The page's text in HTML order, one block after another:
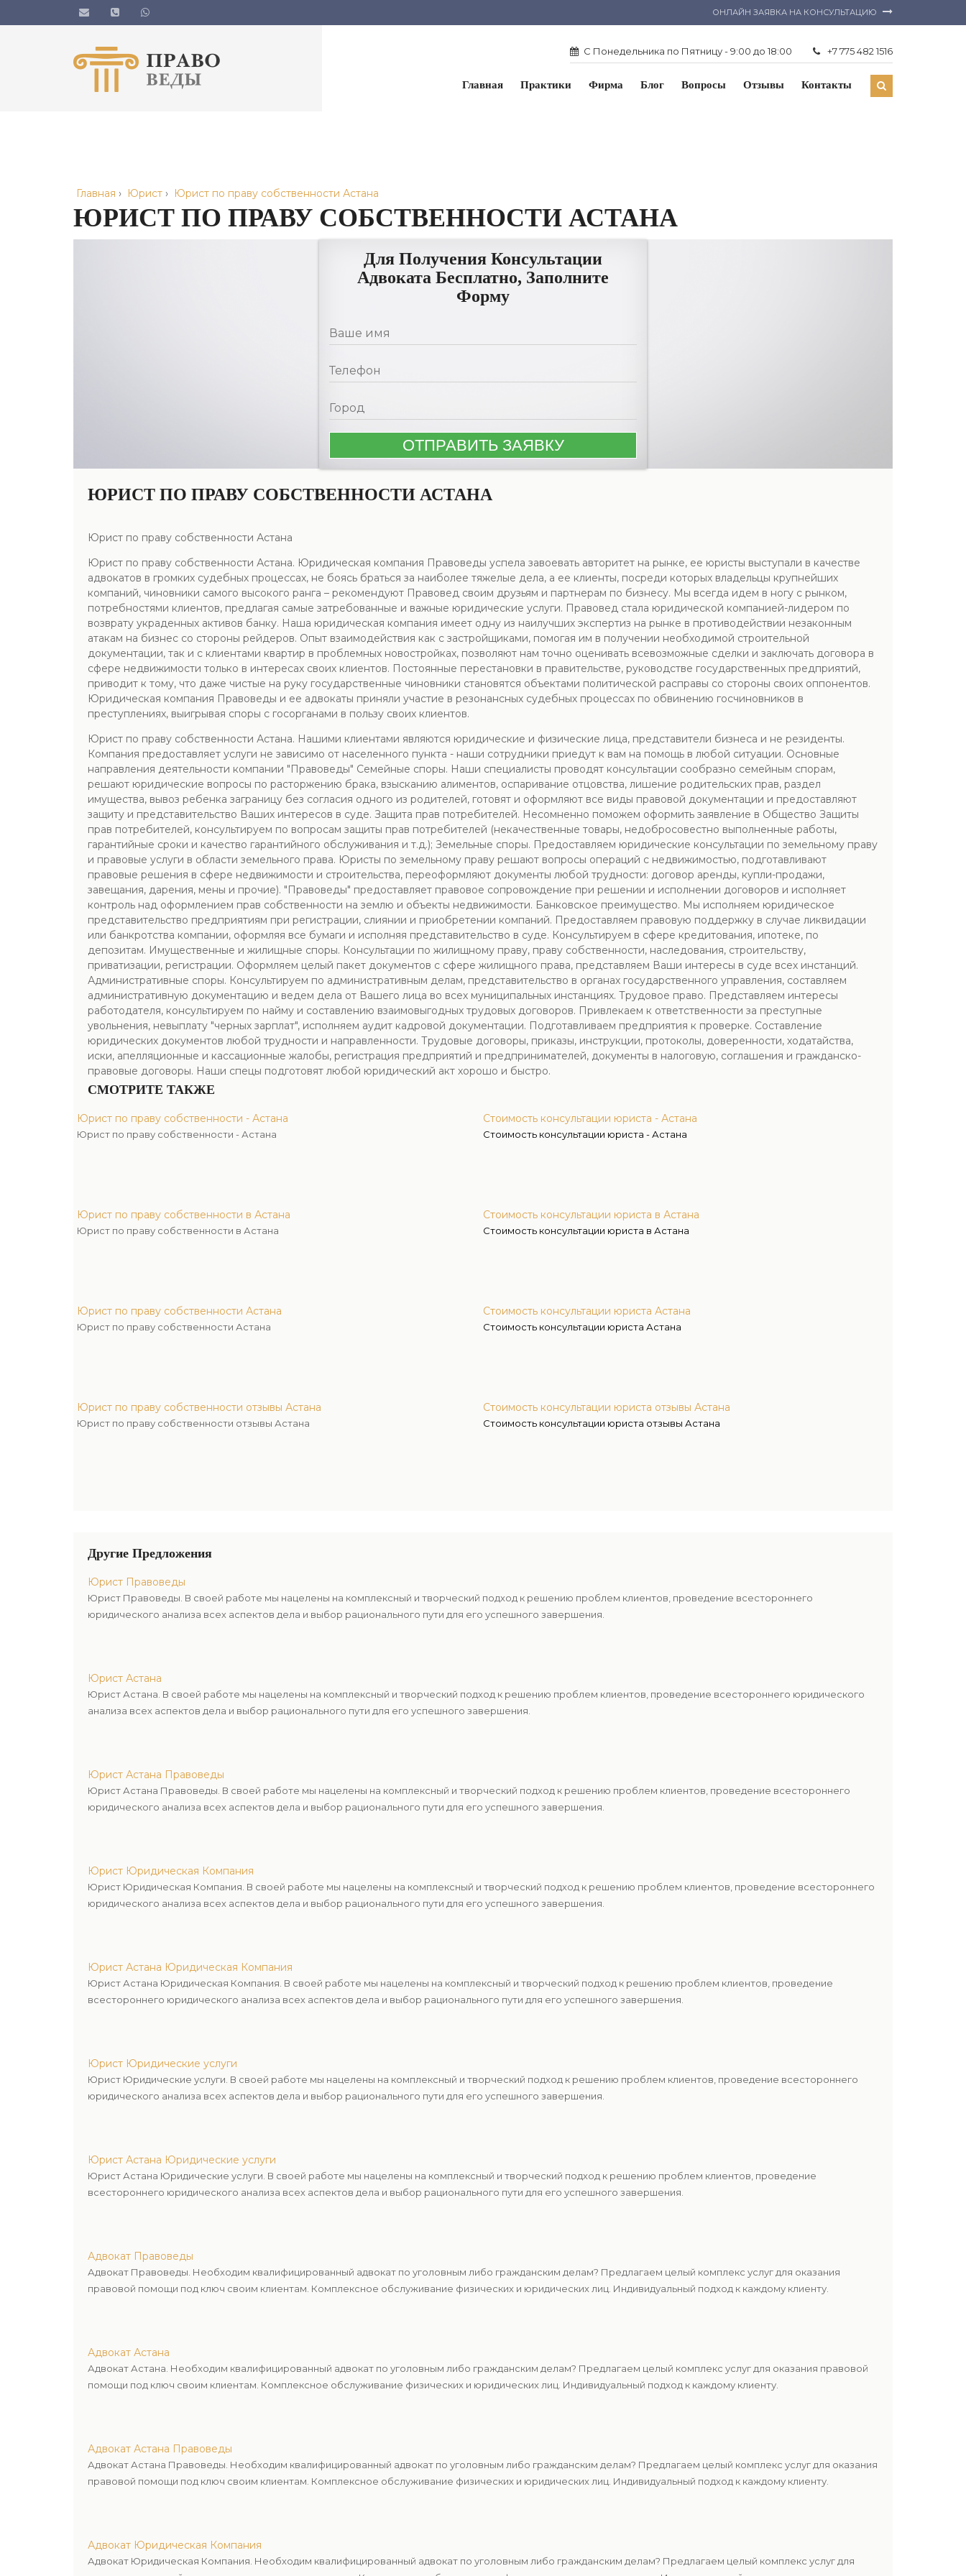
ОНЛАЙН ЗАЯВКА НА КОНСУЛЬТАЦИЮ
С Понедельника по Пятницу - 9:00 до 18:00 +7 775 482 1516
Главная Практики Фирма Блог Вопросы Отзывы Контакты
Главная › Юрист › Юрист по праву собственности Астана
ЮРИСТ ПО ПРАВУ СОБСТВЕННОСТИ АСТАНА
Для Получения Консультации
Адвоката Бесплатно, Заполните
Форму
ЮРИСТ ПО ПРАВУ СОБСТВЕННОСТИ АСТАНА
Юрист по праву собственности Астана
Юрист по праву собственности Астана. Юридическая компания Правоведы успела завоевать авторитет на рынке, ее юристы выступали в качестве
адвокатов в громких судебных процессах, не боясь браться за наиболее тяжелые дела, а ее клиенты, посреди которых владельцы крупнейших
компаний, чиновники самого высокого ранга – рекомендуют Правовед своим друзьям и партнерам по бизнесу. Мы всегда идем в ногу с рынком,
потребностями клиентов, предлагая самые затребованные и важные юридические услуги. Правовед стала юридической компанией-лидером по
возврату украденных активов банку. Наша юридическая компания имеет одну из наилучших экспертиз на рынке в противодействии незаконным
атакам на бизнес со стороны рейдеров. Опыт взаимодействия как с застройщиками, помогая им в получении необходимой строительной
документации, так и с клиентами квартир в проблемных новостройках, позволяют нам точно оценивать всевозможные сделки и заключать договора в
сфере недвижимости только в интересах своих клиентов. Постоянные перестановки в правительстве, руководстве государственных предприятий,
приводит к тому, что даже чистые на руку государственные чиновники становятся объектами политической расправы со стороны своих оппонентов.
Юридическая компания Правоведы и ее адвокаты приняли участие в резонансных судебных процессах по обвинению госчиновников в
преступлениях, выигрывая споры с госорганами в пользу своих клиентов.
Юрист по праву собственности Астана. Нашими клиентами являются юридические и физические лица, представители бизнеса и не резиденты.
Компания предоставляет услуги не зависимо от населенного пункта - наши сотрудники приедут к вам на помощь в любой ситуации. Основные
направления деятельности компании "Правоведы" Семейные споры. Наши специалисты проводят консультации сообразно семейным спорам,
решают юридические вопросы по расторжению брака, взысканию алиментов, оспаривание отцовства, лишение родительских прав, раздел
имущества, вывоз ребенка заграницу без согласия одного из родителей, готовят и оформляют все виды правовой документации и предоставляют
защиту и представительство Ваших интересов в суде. Защита прав потребителей. Несомненно поможем оформить заявление в Общество Защиты
прав потребителей, консультируем по вопросам защиты прав потребителей (некачественные товары, недобросовестно выполненные работы,
гарантийные сроки и качество гарантийного обслуживания и т.д.); Земельные споры. Предоставляем юридические консультации по земельному праву
и правовые услуги в области земельного права. Юристы по земельному праву решают вопросы операций с недвижимостью, подготавливают
правовые решения в сфере недвижимости и строительства, переоформляют документы любой трудности: договор аренды, купли-продажи,
завещания, дарения, мены и прочие). "Правоведы" предоставляет правовое сопровождение при решении и исполнении договоров и исполняет
контроль над оформлением прав собственности на землю и объекты недвижимости. Банковское преимущество. Мы исполняем юридическое
представительство предприятиям при регистрации, слиянии и приобретении компаний. Предоставляем правовую поддержку в случае ликвидации
или банкротства компании, оформляя все бумаги и исполняя представительство в суде. Консультируем в сфере кредитования, ипотеке, по
депозитам. Имущественные и жилищные споры. Консультации по жилищному праву, праву собственности, наследования, строительству,
приватизации, регистрации. Оформляем целый пакет документов с сфере жилищного права, представляем Ваши интересы в суде всех инстанций.
Административные споры. Консультируем по административным делам, представительство в органах государственного управления, составляем
административную документацию и ведем дела от Вашего лица во всех муниципальных инстанциях. Трудовое право. Представляем интересы
работодателя, консультируем по найму и составлению взаимовыгодных трудовых договоров. Привлекаем к ответственности за преступные
увольнения, невыплату "черных зарплат", исполняем аудит кадровой документации. Подготавливаем предприятия к проверке. Составление
юридических документов любой трудности и направленности. Трудовые договоры, приказы, инструкции, протоколы, доверенности, ходатайства,
иски, апелляционные и кассационные жалобы, регистрация предприятий и предпринимателей, документы в налоговую, соглашения и гражданско-
правовые договоры. Наши спецы подготовят любой юридический акт хорошо и быстро.
СМОТРИТЕ ТАКЖЕ
Юрист по праву собственности - Астана
Юрист по праву собственности - Астана
Юрист по праву собственности в Астана
Юрист по праву собственности в Астана
Юрист по праву собственности Астана
Юрист по праву собственности Астана
Юрист по праву собственности отзывы Астана
Юрист по праву собственности отзывы Астана
Стоимость консультации юриста - Астана
Стоимость консультации юриста - Астана
Стоимость консультации юриста в Астана
Стоимость консультации юриста в Астана
Стоимость консультации юриста Астана
Стоимость консультации юриста Астана
Стоимость консультации юриста отзывы Астана
Стоимость консультации юриста отзывы Астана
Другие Предложения
Юрист Правоведы
Юрист Правоведы. В своей работе мы нацелены на комплексный и творческий подход к решению проблем клиентов, проведение всестороннего
юридического анализа всех аспектов дела и выбор рационального пути для его успешного завершения.
Юрист Астана
Юрист Астана. В своей работе мы нацелены на комплексный и творческий подход к решению проблем клиентов, проведение всестороннего юридического
анализа всех аспектов дела и выбор рационального пути для его успешного завершения.
Юрист Астана Правоведы
Юрист Астана Правоведы. В своей работе мы нацелены на комплексный и творческий подход к решению проблем клиентов, проведение всестороннего
юридического анализа всех аспектов дела и выбор рационального пути для его успешного завершения.
Юрист Юридическая Компания
Юрист Юридическая Компания. В своей работе мы нацелены на комплексный и творческий подход к решению проблем клиентов, проведение всестороннего
юридического анализа всех аспектов дела и выбор рационального пути для его успешного завершения.
Юрист Астана Юридическая Компания
Юрист Астана Юридическая Компания. В своей работе мы нацелены на комплексный и творческий подход к решению проблем клиентов, проведение
всестороннего юридического анализа всех аспектов дела и выбор рационального пути для его успешного завершения.
Юрист Юридические услуги
Юрист Юридические услуги. В своей работе мы нацелены на комплексный и творческий подход к решению проблем клиентов, проведение всестороннего
юридического анализа всех аспектов дела и выбор рационального пути для его успешного завершения.
Юрист Астана Юридические услуги
Юрист Астана Юридические услуги. В своей работе мы нацелены на комплексный и творческий подход к решению проблем клиентов, проведение
всестороннего юридического анализа всех аспектов дела и выбор рационального пути для его успешного завершения.
Адвокат Правоведы
Адвокат Правоведы. Необходим квалифицированный адвокат по уголовным либо гражданским делам? Предлагаем целый комплекс услуг для оказания
правовой помощи под ключ своим клиентам. Комплексное обслуживание физических и юридических лиц. Индивидуальный подход к каждому клиенту.
Адвокат Астана
Адвокат Астана. Необходим квалифицированный адвокат по уголовным либо гражданским делам? Предлагаем целый комплекс услуг для оказания правовой
помощи под ключ своим клиентам. Комплексное обслуживание физических и юридических лиц. Индивидуальный подход к каждому клиенту.
Адвокат Астана Правоведы
Адвокат Астана Правоведы. Необходим квалифицированный адвокат по уголовным либо гражданским делам? Предлагаем целый комплекс услуг для оказания
правовой помощи под ключ своим клиентам. Комплексное обслуживание физических и юридических лиц. Индивидуальный подход к каждому клиенту.
Адвокат Юридическая Компания
Адвокат Юридическая Компания. Необходим квалифицированный адвокат по уголовным либо гражданским делам? Предлагаем целый комплекс услуг для